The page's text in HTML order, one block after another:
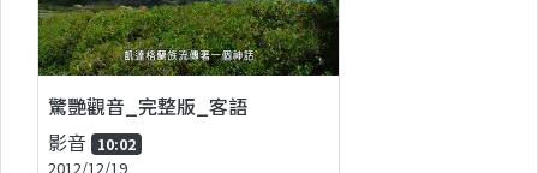
驚艷觀音_完整版_客語
影音 10:02
2012/12/19